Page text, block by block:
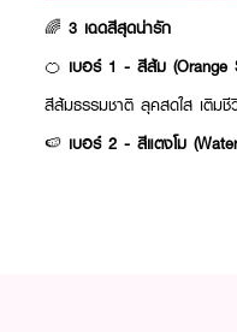
🌈 3 เฉดสีสุดน่ารัก
🍊 เบอร์ 1 - สีส้ม (Orange
สีส้มธรรมชาติ ลุคสดใส เติมชี
🍉 เบอร์ 2 - สีแตงโม